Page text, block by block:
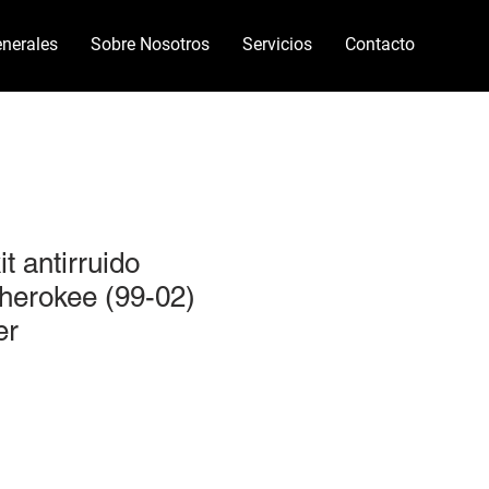
Sobre Nosotros Servicios Contacto
antirruido
(99-02)